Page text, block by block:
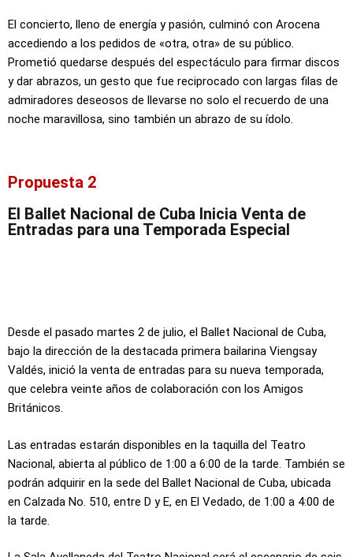
El concierto, lleno de energía y pasión, culminó con Arocena
accediendo a los pedidos de «otra, otra» de su público.
Prometió quedarse después del espectáculo para firmar discos
y dar abrazos, un gesto que fue reciprocado con largas filas de
admiradores deseosos de llevarse no solo el recuerdo de una
noche maravillosa, sino también un abrazo de su ídolo.
Propuesta 2
El Ballet Nacional de Cuba Inicia Venta de
Entradas para una Temporada Especial
Desde el pasado martes 2 de julio, el Ballet Nacional de Cuba,
bajo la dirección de la destacada primera bailarina Viengsay
Valdés, inició la venta de entradas para su nueva temporada,
que celebra veinte años de colaboración con los Amigos
Británicos.
Las entradas estarán disponibles en la taquilla del Teatro
Nacional, abierta al público de 1:00 a 6:00 de la tarde. También se
podrán adquirir en la sede del Ballet Nacional de Cuba, ubicada
en Calzada No. 510, entre D y E, en El Vedado, de 1:00 a 4:00 de
la tarde.